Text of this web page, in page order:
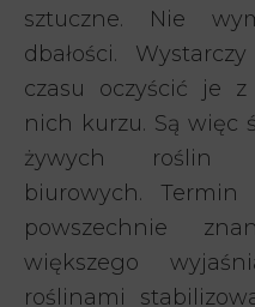
sztuczne. Nie
dbałości.
czasu oczyścić je
nich kurzu. Są więc
żywych roślin
biurowych. Termin
powszechnie
większego
roślinami